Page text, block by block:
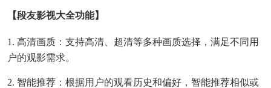
【段友影视大全功能】
1. 高清画质：支持高清、超清等多种画质选择，满足不同用
户的观影需求。
2. 智能推荐：根据用户的观看历史和偏好，智能推荐相似或